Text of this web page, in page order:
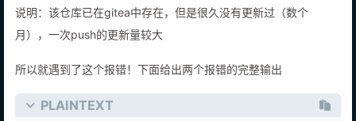
说明：该仓库已在gitea中存在，但是很久没有更新过（数个